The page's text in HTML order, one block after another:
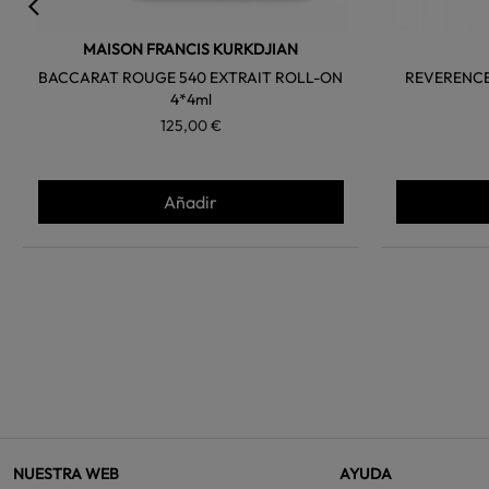
MAISON FRANCIS KURKDJIAN
BACCARAT ROUGE 540 EXTRAIT ROLL-ON
4*4ml
125,00 €
Añadir
NUESTRA WEB AYUDA